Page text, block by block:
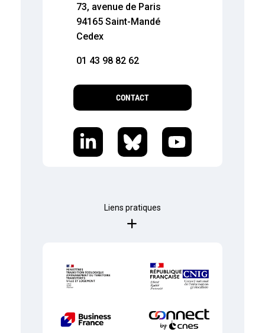
73, avenue de Paris
94165 Saint-Mandé
Cedex
01 43 98 82 62
CONTACT
Liens pratiques